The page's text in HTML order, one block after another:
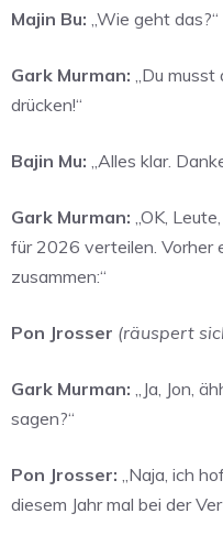
Majin Bu: „Wie geht das?“
Gark Murman: „Du
drücken!“
Bajin Mu: „Alles klar.
Gark Murman: „OK,
für 2026 verteilen. Vorher
zusammen:“
Pon Jrosser (räuspert
Gark Murman: „Ja, Jon,
sagen?“
Pon Jrosser: „Naja, ich
diesem Jahr mal bei der